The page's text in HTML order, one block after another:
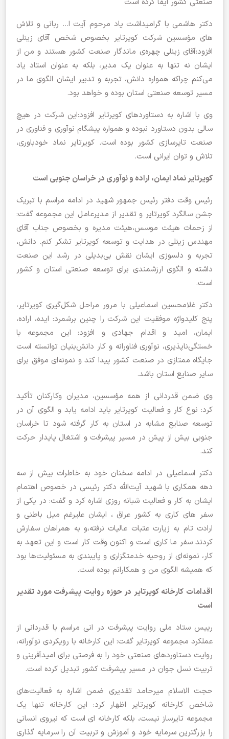
دکتر هاشمی با گرامیداشت یاد مرحوم آیت ا… ربانی و تلاش
های مؤسسین شرکت کویرتایر بخصوص شخص آقای زینلی
افزود:آقای زینلی چهره‌ی ماندگار صنعت کشور هستند و من از
ایشان نه تنها به عنوان یک مدیر، بلکه به عنوان استاد یاد
می‌کنم چراکه همواره دانش، تجربه و تدبیر ایشان الگوی ما در
مسیر توسعه صنعتی استان بوده و خواهد بود.
وی با اشاره به دستاوردهای کویرتایر افزود:این شرکت در هیچ
سالی بدون دستاورد نبوده و همواره پیشگام نوآوری و فناوری در
صنعت تایرسازی کشور بوده است. کویرتایر نماد خودباوری،
تلاش و توان ایرانی است.
کویرتایر نماد ایمان، اراده و نوآوری در خراسان جنوبی است
رئیس وقت دفتر رئیس جمهور شهید در ادامه مراسم با تبریک
جشن سالگرد کویرتایر و تقدیر از مدیرعامل این مجموعه گفت:
از زحمات هیئت موسس،هیئت مدیره و بخصوص جناب آقای
مهندس زینلی در هدایت و توسعه کویرتایر تشکر کنم. دانش،
تجربه و دلسوزی ایشان نقش بی‌بدیلی در رشد این صنعت
داشته و الگوی ارزشمندی برای توسعه صنعتی استان و کشور
است.
دکتر غلامحسین اسماعیلی با مرور مراحل شکل‌گیری کویرتایر،
پنج کلیدواژه موفقیت این شرکت را چنین برشمرد: ایده، اراده،
ایمان، امید و اقدام جهادی و افزود: این مجموعه با
خستگی‌ناپذیری، نوآوری فناورانه و کار دانش‌بنیان توانسته است
جایگاه ممتازی در صنعت کشور پیدا کند و نمونه‌ای موفق برای
سایر صنایع استان باشد.
وی ضمن قدردانی از همه مؤسسین، مدیران وکارکنان تأکید
کرد: نوع کار و فعالیت کویرتایر باید ادامه یابد و الگوی آن در
توسعه صنایع مشابه در استان به کار گرفته شود تا خراسان
جنوبی بیش از پیش در مسیر پیشرفت و اشتغال پایدار حرکت
کند.
دکتر اسماعیلی در ادامه سخنان خود به خاطرات بیش از سه
دهه همکاری با شهید آیت‌الله دکتر رئیسی در خصوص اهتمام
ایشان به کار و فعالیت شبانه روزی اشاره کرد و گفت: در یکی از
سفر های کاری به کشور عراق ، ایشان علیرغم میل باطنی و
ارادت تام به زیارت عتبات عالیات نرفته،و به همراهان سفارش
کردند سفر ما کاری است و اکنون وقت کار است و این تعهد به
کار، نمونه‌ای از روحیه خدمتگزاری و پایبندی به مسئولیت‌ها بود
که همیشه الگوی من و همکارانم بوده است.
اقدامات کارخانه کویرتایر در حوزه روایت پیشرفت مورد تقدیر
است
رییس ستاد ملی روایت پیشرفت در انی مراسم با قدردانی از
عملکرد مجموعه کویرتایر گفت: این کارخانه با رویکردی نوآورانه،
روایت دستاوردهای صنعتی خود را به فرصتی برای امیدآفرینی و
تربیت نسل جوان در مسیر پیشرفت کشور تبدیل کرده است.
حجت الاسلام میرحامد تقدیری ضمن اشاره به فعالیت‌های
شاخص کارخانه کویرتایر اظهار کرد: این کارخانه تنها یک
مجموعه تایرساز نیست، بلکه کارخانه ای است که نیروی انسانی
را بزرگترین سرمایه خود و آموزش و تربیت آن را سرمایه گذاری